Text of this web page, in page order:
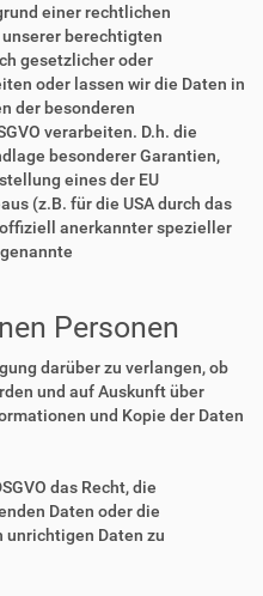
einer rechtlichen
berechtigten
gesetzlicher oder
oder lassen wir die Daten in
der besonderen
verarbeiten. D.h. die
besonderer Garantien,
eines der EU
(z.B. für die USA durch das
anerkannter spezieller
Personen
darüber zu verlangen, ob
und auf Auskunft über
und Kopie der Daten
das Recht, die
Daten oder die
unrichtigen Daten zu